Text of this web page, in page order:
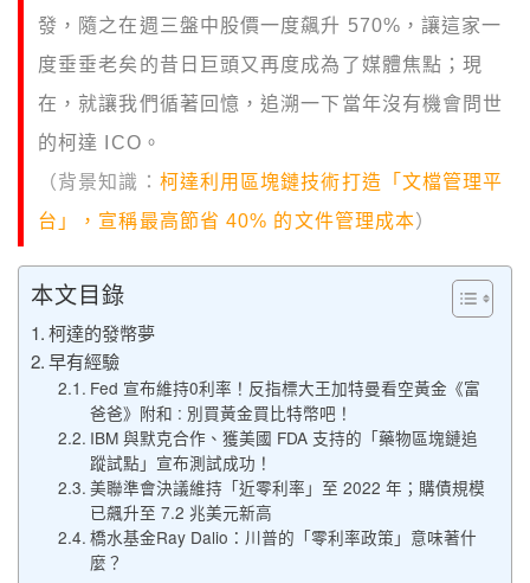
發，隨之在週三盤中股價一度飆升 570%，讓這家一
度垂垂老矣的昔日巨頭又再度成為了媒體焦點；現
在，就讓我們循著回憶，追溯一下當年沒有機會問世
的柯達 ICO。
（背景知識： 柯達利用區塊鏈技術打造「文檔管理平
台」，宣稱最高節省 40% 的文件管理成本）
本文目錄
柯達的發幣夢
早有經驗
Fed 宣布維持0利率！反指標大王加特曼看空黃金《富
爸爸》附和 : 別買黃金買比特幣吧！
IBM 與默克合作、獲美國 FDA 支持的「藥物區塊鏈追
蹤試點」宣布測試成功！
美聯準會決議維持「近零利率」至 2022 年；購債規模
已飆升至 7.2 兆美元新高
橋水基金Ray Dalio：川普的「零利率政策」意味著什
麼？